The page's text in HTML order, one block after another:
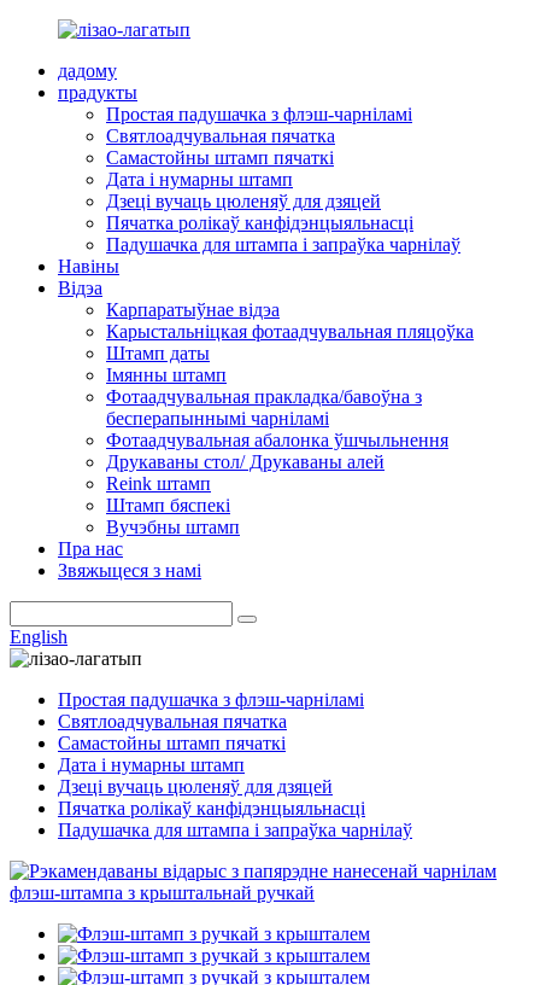
дадому
прадукты
Простая падушачка з флэш-чарніламі
Святлоадчувальная пячатка
Самастойны штамп пячаткі
Дата і нумарны штамп
Дзеці вучаць цюленяў для дзяцей
Пячатка ролікаў канфідэнцыяльнасці
Падушачка для штампа і запраўка чарнілаў
Навіны
Відэа
Карпаратыўнае відэа
Карыстальніцкая фотаадчувальная пляцоўка
Штамп даты
Імянны штамп
Фотаадчувальная пракладка/бавоўна з
бесперапыннымі чарніламі
Фотаадчувальная абалонка ўшчыльнення
Друкаваны стол/ Друкаваны алей
Reink штамп
Штамп бяспекі
Вучэбны штамп
Пра нас
Звяжыцеся з намі
English
Простая падушачка з флэш-чарніламі
Святлоадчувальная пячатка
Самастойны штамп пячаткі
Дата і нумарны штамп
Дзеці вучаць цюленяў для дзяцей
Пячатка ролікаў канфідэнцыяльнасці
Падушачка для штампа і запраўка чарнілаў